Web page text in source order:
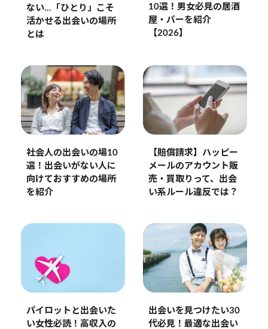
ない…「ひとり」こそ
活かせる出会いの場所
とは
10選！男女必見の居酒
屋・バーを紹介
【2026】
社会人の出会いの場10
選！出会いがない人に
向けておすすめの場所
を紹介
【賠償請求】ハッピー
メールのアカウント販
売・買取りって、出会
い系ルール違反では？
パイロットと出会いた
い女性必読！高収入の
出会いを見つけたい30
代必見！最適な出会い